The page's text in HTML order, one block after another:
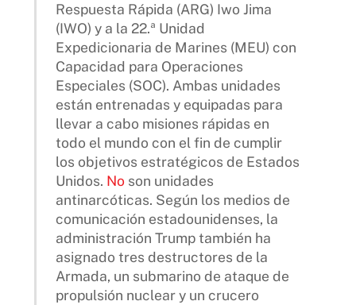
Respuesta Rápida (ARG) Iwo Jima
(IWO) y a la 22.ª Unidad
Expedicionaria de Marines (MEU) con
Capacidad para Operaciones
Especiales (SOC). Ambas unidades
están entrenadas y equipadas para
llevar a cabo misiones rápidas en
todo el mundo con el fin de cumplir
los objetivos estratégicos de Estados
Unidos. No son unidades
antinarcóticas. Según los medios de
comunicación estadounidenses, la
administración Trump también ha
asignado tres destructores de la
Armada, un submarino de ataque de
propulsión nuclear y un crucero